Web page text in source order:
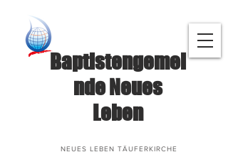
Baptistengemei
nde Neues
Leben
NEUES LEBEN TÄUFERKIRCHE